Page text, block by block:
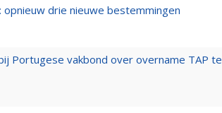
drie nieuwe bestemmingen
Portugese vakbond over overname TAP te